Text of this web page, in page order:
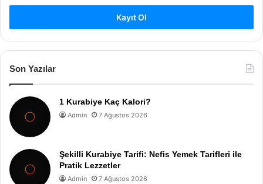
Kayıt Ol
Son Yazılar
1 Kurabiye Kaç Kalori?
Admin 7 Ağustos 2026
Şekilli Kurabiye Tarifi: Nefis Yemek Tarifleri ile
Pratik Lezzetler
Admin 7 Ağustos 2026